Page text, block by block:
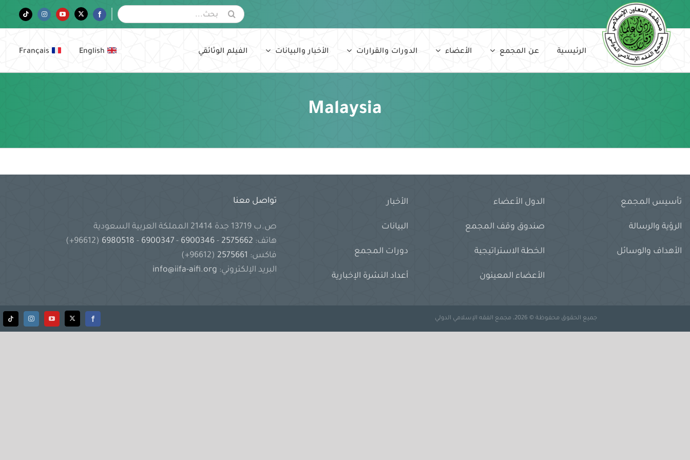
content
البحث
عن:
Facebook
Twitter
YouTube
Instagram
Tiktok
الرئيسية عن المجمع الأعضاء الدورات والقرارات الأخبار والبيانات الفيلم الوثائقي English
Français
Malaysia
تأسيس المجمع
الرؤية والرسالة
الأهداف والوسائل
الدول الأعضاء
صندوق وقف المجمع
الخطة الاستراتيجية
الأعضاء المعينون
الأخبار
البيانات
دورات المجمع
أعداد النشرة الإخبارية
تواصل معنا
ص.ب 13719 جدة 21414 المملكة العربية السعودية
هاتف:
-
6900346
-
6900347
-
(96612+)
فاكس:
(96612+)
البريد الإلكتروني: info@iifa-aifi.org
جميع الحقوق محفوظة © 2026، مجمع الفقه الإسلامي الدولي